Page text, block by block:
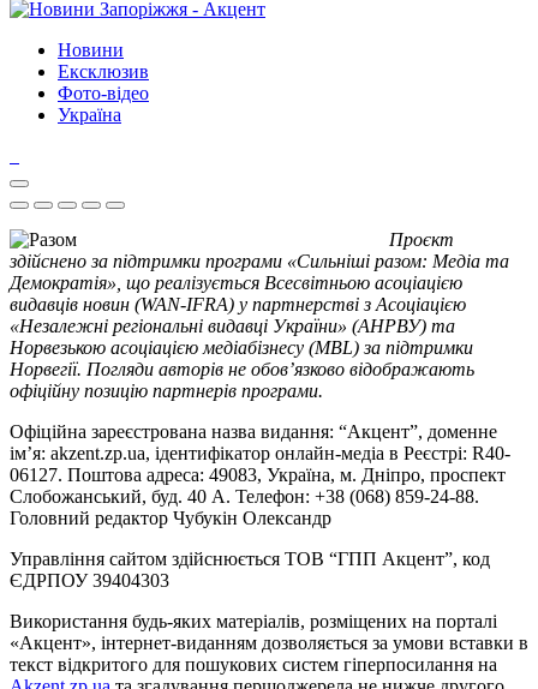
Новини
Ексклюзив
Фото-відео
Україна
Проєкт
здійснено за підтримки програми «Сильніші разом: Медіа та
Демократія», що реалізується Всесвітньою асоціацією
видавців новин (WAN-IFRA) у партнерстві з Асоціацією
«Незалежні регіональні видавці України» (АНРВУ) та
Норвезькою асоціацією медіабізнесу (MBL) за підтримки
Норвегії. Погляди авторів не обов’язково відображають
офіційну позицію партнерів програми.
Офіційна зареєстрована назва видання: “Акцент”, доменне
ім’я: akzent.zp.ua, ідентифікатор онлайн-медіа в Реєстрі: R40-
06127. Поштова адреса: 49083, Україна, м. Дніпро, проспект
Слобожанський, буд. 40 А. Телефон: +38 (068) 859-24-88.
Головний редактор Чубукін Олександр
Управління сайтом здійснюється ТОВ “ГПП Акцент”, код
ЄДРПОУ 39404303
Використання будь-яких матеріалів, розміщених на порталі
«Акцент», інтернет-виданням дозволяється за умови вставки в
текст відкритого для пошукових систем гіперпосилання на